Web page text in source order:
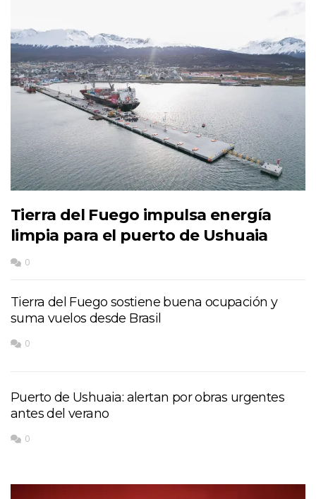
Tierra del Fuego impulsa energía
limpia para el puerto de Ushuaia
0
Tierra del Fuego sostiene buena ocupación y
suma vuelos desde Brasil
0
Puerto de Ushuaia: alertan por obras urgentes
antes del verano
0